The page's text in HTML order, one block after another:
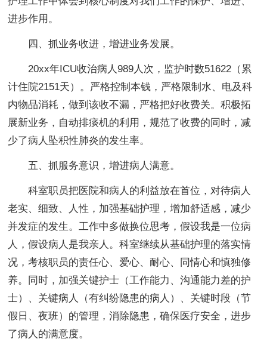
进步作用。
四、抓业务收进，增进业务发展。
20xx年ICU收治病人989人次，监护时数51622（累
计住院2151天）。严格控制本钱，严格限制水、电及科
内物品消耗，做到该收不漏，严格把好收费关。积极拓
展新业务，自动排痰机的利用，规范了收费的同时，减
少了病人坠积性肺炎的发生率。
五、抓服务意识，增进病人满意。
科室职员把医院和病人的利益放在首位，对待病人
老实、细致、人性，加强基础护理，增加舒适感，减少
并发症的发生。工作中多做换位思考，假设我是一位病
人，假设病人是我亲人。科室继续从基础护理的落实情
况，考核职员的责任心、爱心、耐心、同情心和慎独修
养。同时，加强关键护士（工作能力、沟通能力差的护
士）、关键病人（有纠纷隐患的病人）、关键时段（节
假日、夜班）的管理，消除隐患，确保医疗安全，进步
了病人的满意度。